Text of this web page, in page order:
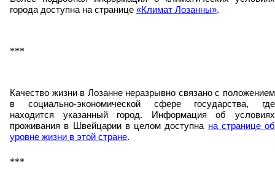
города доступна на странице «Климат Лозанны».
***
Качество жизни в Лозанне неразрывно связано с положением
в социально-экономической сфере государства, где
находится указанный город. Информация об условиях
проживания в Швейцарии в целом доступна на странице об
уровне жизни в этой стране.
***